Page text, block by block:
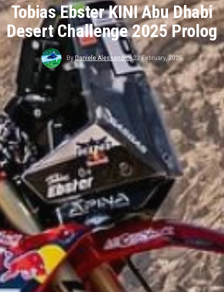
Tobias Ebster KINI Abu Dhabi
Desert Challenge 2025 Prolog
ByDaniele Alessandro,22 February, 2025